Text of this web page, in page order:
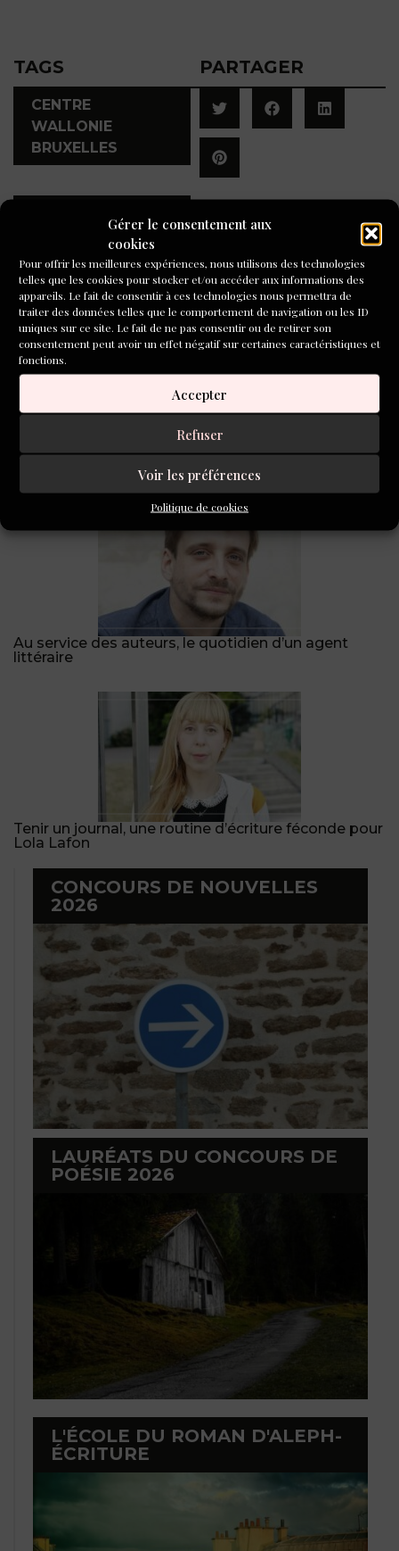
Gérer le consentement aux
cookies
Pour offrir les meilleures expériences, nous utilisons des technologies
telles que les cookies pour stocker et/ou accéder aux informations des
appareils. Le fait de consentir à ces technologies nous permettra de
traiter des données telles que le comportement de navigation ou les ID
uniques sur ce site. Le fait de ne pas consentir ou de retirer son
consentement peut avoir un effet négatif sur certaines caractéristiques et
fonctions.
Accepter
Refuser
Voir les préférences
Politique de cookies
TAGS
CENTRE
WALLONIE
BRUXELLES
EXPOSITION
PARTAGER
A LIRE AUSSI
Nos livres de l’été !
Au service des auteurs, le quotidien d’un agent
littéraire
Tenir un journal, une routine d’écriture féconde pour
Lola Lafon
CONCOURS DE NOUVELLES
2026
LAURÉATS DU CONCOURS DE
POÉSIE 2026
L'ÉCOLE DU ROMAN D'ALEPH-
ÉCRITURE